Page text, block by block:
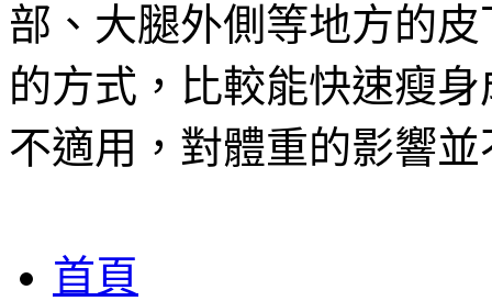
部、大腿外側等地方的
的方式，比較能快速瘦
不適用，對體重的影響
至
首頁